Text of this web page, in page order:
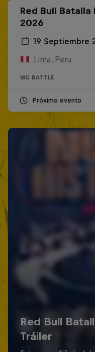
Red Bull Batalla
2026
19 Septiembre
Lima, Peru
MC BATTLE
Próximo evento